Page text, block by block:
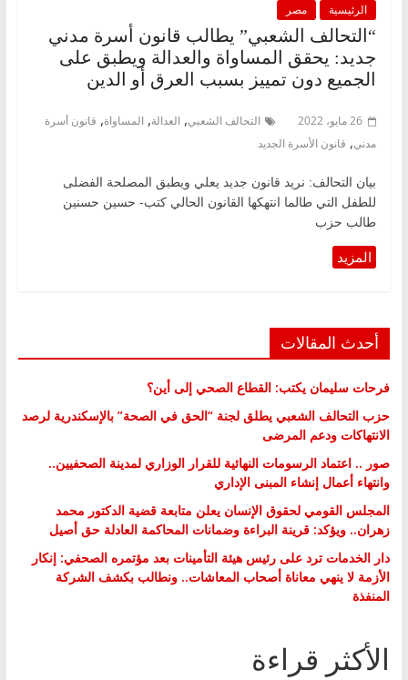
الرئيسية مصر
“التحالف الشعبي” يطالب قانون أسرة مدني
جديد: يحقق المساواة والعدالة ويطبق على
الجميع دون تمييز بسبب العرق أو الدين
26 مايو، 2022 التحالف الشعبي, العدالة, المساواة, قانون أسرة
مدني, قانون الأسرة الجديد
بيان التحالف: نريد قانون جديد يعلي ويطبق المصلحة الفضلى
للطفل التي طالما انتهكها القانون الحالي كتب- حسين حسنين
طالب حزب
أحدث المقالات
فرحات سليمان يكتب: القطاع الصحي إلى أين؟
حزب التحالف الشعبي يطلق لجنة “الحق في الصحة” بالإسكندرية لرصد
الانتهاكات ودعم المرضى
صور .. اعتماد الرسومات النهائية للقرار الوزاري لمدينة الصحفيين..
وانتهاء أعمال إنشاء المبنى الإداري
المجلس القومي لحقوق الإنسان يعلن متابعة قضية الدكتور محمد
زهران.. ويؤكد: قرينة البراءة وضمانات المحاكمة العادلة حق أصيل
دار الخدمات ترد على رئيس هيئة التأمينات بعد مؤتمره الصحفي: إنكار
الأزمة لا ينهي معاناة أصحاب المعاشات.. ونطالب بكشف الشركة
المنفذة
الأكثر قراءة